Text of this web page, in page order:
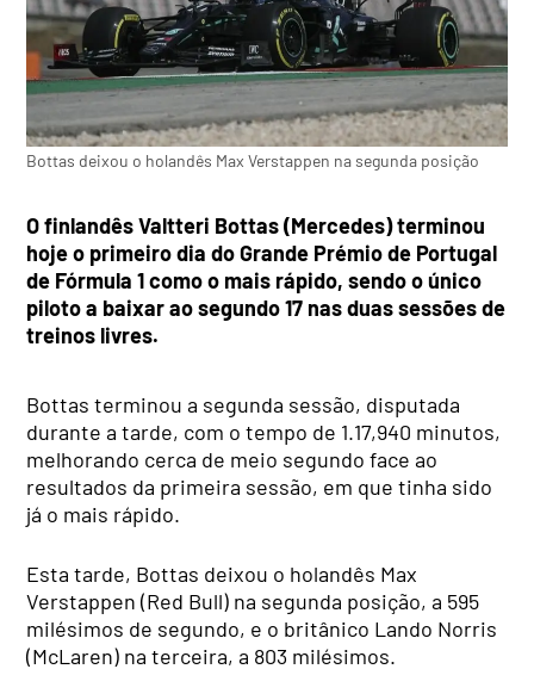
Bottas deixou o holandês Max Verstappen na segunda posição
O finlandês Valtteri Bottas (Mercedes) terminou
hoje o primeiro dia do Grande Prémio de Portugal
de Fórmula 1 como o mais rápido, sendo o único
piloto a baixar ao segundo 17 nas duas sessões de
treinos livres.
Bottas terminou a segunda sessão, disputada
durante a tarde, com o tempo de 1.17,940 minutos,
melhorando cerca de meio segundo face ao
resultados da primeira sessão, em que tinha sido
já o mais rápido.
Esta tarde, Bottas deixou o holandês Max
Verstappen (Red Bull) na segunda posição, a 595
milésimos de segundo, e o britânico Lando Norris
(McLaren) na terceira, a 803 milésimos.